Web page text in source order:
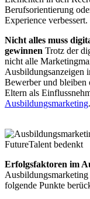
Berufsorientierung
Experience verbessert.
Nicht alles muss
gewinnen Trotz der
nicht alle
Ausbildungsanzeigen
Bewerber und bleiben
Eltern als
Ausbildungsmarketing.
Erfolgsfaktoren im
folgende Punkte